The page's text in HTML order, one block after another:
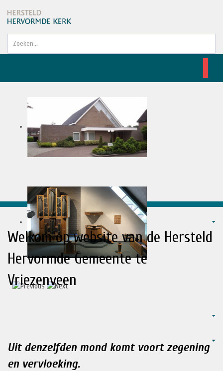
Zoeken...
Welkom op website van de Hersteld
Hervormde Gemeente te
Vriezenveen
Uit denzelfden mond komt voort zegening
en vervloeking.